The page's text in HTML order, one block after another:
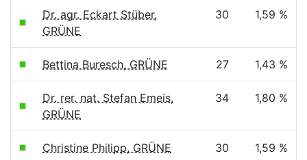
Dr. agr. Eckart Stüber,
GRÜNE
30 1,59 %
Bettina Buresch, GRÜNE 27 1,43 %
Dr. rer. nat. Stefan Emeis,
GRÜNE
34 1,80 %
Christine Philipp, GRÜNE 30 1,59 %